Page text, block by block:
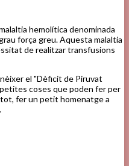
hemolítica denominada
força greu. Aquesta malaltia
de realitzar transfusions
el "Dèficit de Piruvat
coses que poden fer per
fer un petit homenatge a